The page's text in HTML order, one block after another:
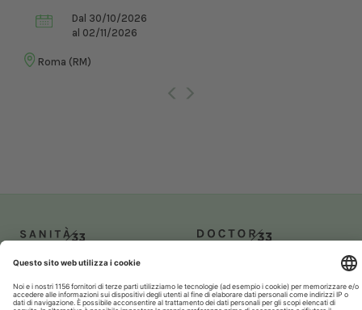
Dal 30/10/2026
al 02/11/2026
Roma (RM)